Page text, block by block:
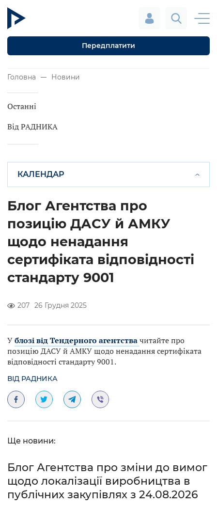
Передплатити
Головна Новини
Останні
Від РАДНИКА
КАЛЕНДАР
Блог Агентства про
позицію ДАСУ й АМКУ
щодо ненадання
сертифіката відповідності
стандарту 9001
207 26 Грудня 2025
Ублозі від Тендерного агентствачитайте про
позицію ДАСУ й АМКУ щодо ненадання сертифіката
відповідності стандарту 9001.
ВІД РАДНИКА
Ще новини:
Блог Агентства про зміни до вимог
щодо локалізації виробництва в
публічних закупівлях з 24.08.2026